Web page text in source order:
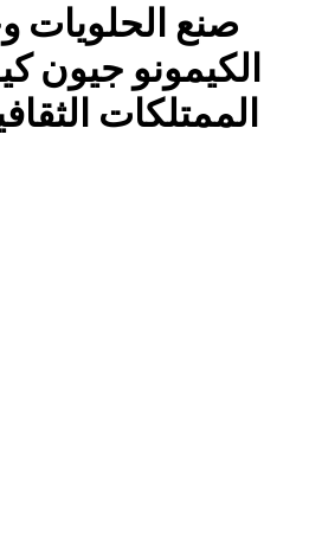
صنع
الكيمونو جيون
الممتلكات